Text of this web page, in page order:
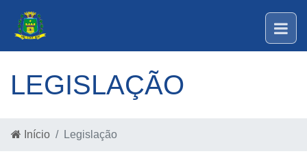
LEGISLAÇÃO
Início Legislação